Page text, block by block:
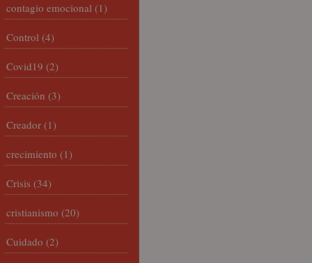
contagio emocional (1)
Control (4)
Covid19 (2)
Creación (3)
Creador (1)
crecimiento (1)
Crisis (34)
cristianismo (20)
Cuidado (2)